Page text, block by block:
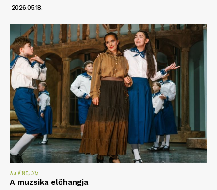
2026.05.18.
AJÁNLOM
A muzsika előhangja